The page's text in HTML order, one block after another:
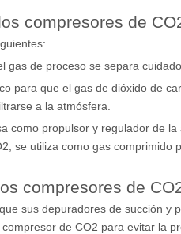
compresores de
de proceso se separa
para que el gas de dióxido de
a la atmósfera.
como propulsor y regulador de
se utiliza como gas
compresores de
sus depuradores de succión
de CO2 para evitar la